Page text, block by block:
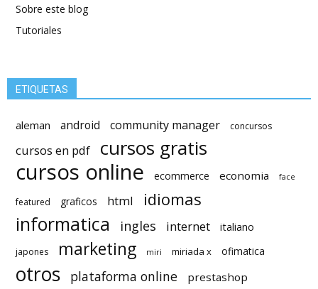
Sobre este blog
Tutoriales
ETIQUETAS
aleman android community manager concursos
cursos en pdf cursos gratis
cursos online ecommerce economia face
featured graficos html idiomas
informatica ingles internet italiano
japones marketing miri miriada x ofimatica
otros plataforma online prestashop